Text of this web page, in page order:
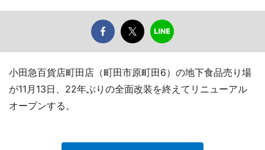
小田急百貨店町田店（町田市原町田6）の地下食品売り場
が11月13日、22年ぶりの全面改装を終えてリニューアル
オープンする。